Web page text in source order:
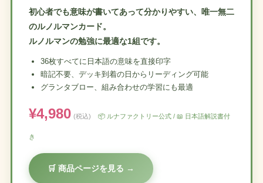
初心者でも意味が書いてあって分かりやすい、唯一無二
のルノルマンカード。
ルノルマンの勉強に最適な1組です。
36枚すべてに日本語の意味を直接印字
暗記不要、デッキ到着の日からリーディング可能
グランタブロー、組み合わせの学習にも最適
¥4,980 (税込) 📦 ルナファクトリー公式 / 📖 日本語解説書付
き
🛒 商品ページを見る →